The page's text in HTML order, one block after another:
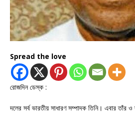
Spread the love
রোজদিন ডেস্ক :
দলের সর্ব ভারতীয় সাধারণ সম্পাদক তিনি। এবার তাঁর